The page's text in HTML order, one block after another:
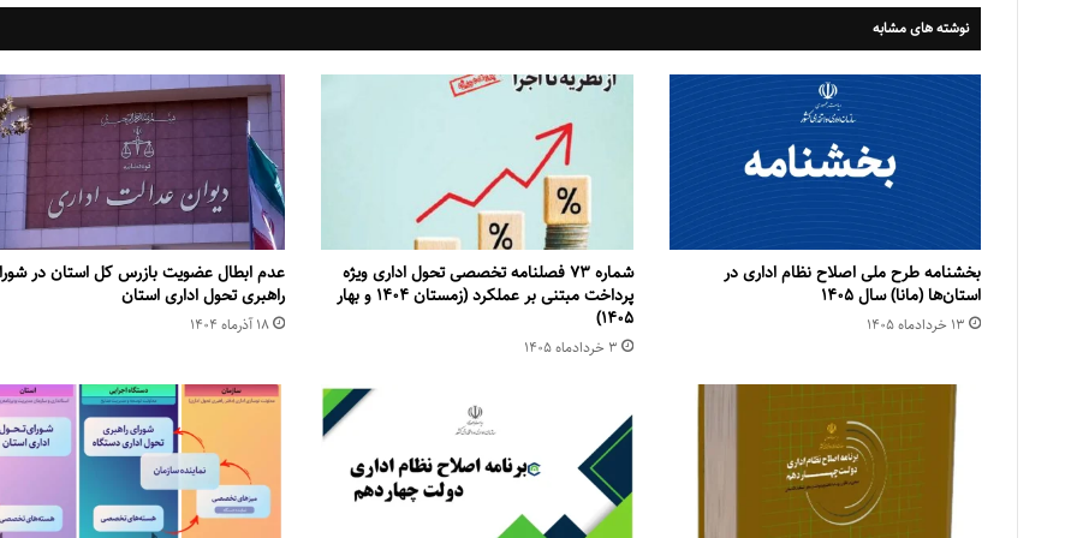
نوشته های مشابه
بخشنامه طرح ملی اصلاح نظام اداری در
استان‌ها (مانا) سال ۱۴۰۵
۱۳ خرداد‌ماه ۱۴۰۵
شماره ۷۳ فصلنامه تخصصی تحول اداری ویژه
پرداخت مبتنی بر عملکرد (زمستان ۱۴۰۴ و بهار
۱۴۰۵)
۳ خرداد‌ماه ۱۴۰۵
عدم ابطال عضویت بازرس کل استان در
راهبری تحول اداری استان
۱۸ آذر‌ماه ۱۴۰۴